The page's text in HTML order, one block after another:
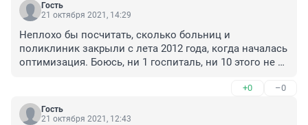
Гость
21 октября 2021, 14:29
Неплохо бы посчитать, сколько больниц и
поликлиник закрыли с лета 2012 года, когда началась
оптимизация. Боюсь, ни 1 госпиталь, ни 10 этого не
+0 –0
Гость
21 октября 2021, 12:43